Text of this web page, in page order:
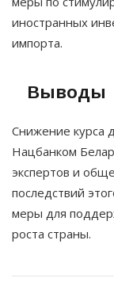
иностранных
импорта.
Выводы
Снижение курса
Нацбанком
экспертов и
последствий
меры для
роста страны.